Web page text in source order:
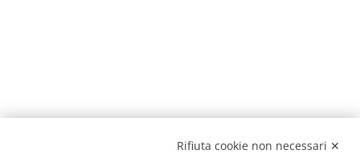
Rifiuta cookie non necessari ✕